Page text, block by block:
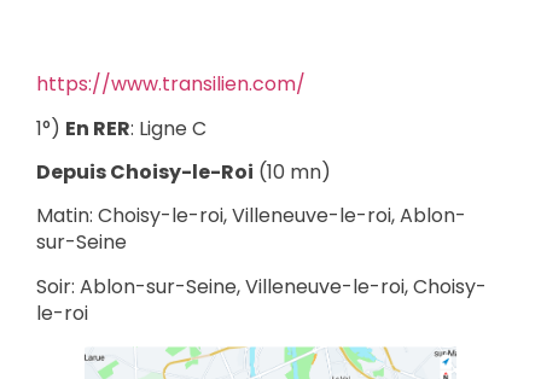
https://www.transilien.com/
1°) En RER: Ligne C
Depuis Choisy-le-Roi (10 mn)
Matin: Choisy-le-roi, Villeneuve-le-roi, Ablon-
sur-Seine
Soir: Ablon-sur-Seine, Villeneuve-le-roi, Choisy-
le-roi